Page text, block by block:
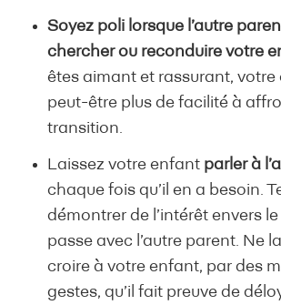
Soyez poli lorsque l’autre
chercher ou reconduire votre
êtes aimant et rassurant, votre
peut-être plus de facilité à
transition.
Laissez votre enfant parler à
chaque fois qu’il en a besoin.
démontrer de l’intérêt envers le
passe avec l’autre parent. Ne
croire à votre enfant, par des
gestes, qu’il fait preuve de